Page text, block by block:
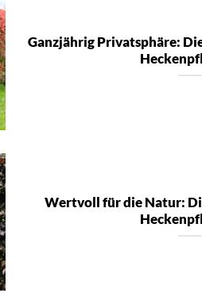
Ganzjährig Privatsphäre:
Wertvoll für die Natur: